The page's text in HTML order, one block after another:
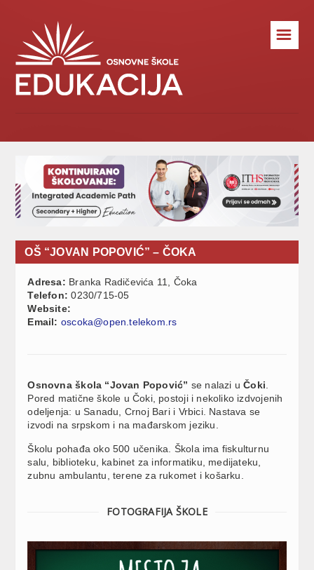
☰
OŠ “JOVAN POPOVIĆ” – ČOKA
Adresa: Branka Radičevića 11, Čoka
Telefon: 0230/715-05
Website:
Email: oscoka@open.telekom.rs
Osnovna škola “Jovan Popović” se nalazi uČoki
Pored matične škole u Čoki, postoji i nekoliko izdvojenih
odeljenja: u Sanadu, Crnoj Bari i Vrbici. Nastava se
izvodi na srpskom i na mađarskom jeziku.
Školu pohađa oko 500 učenika. Škola ima fiskulturnu
salu, biblioteku, kabinet za informatiku, medijateku,
zubnu ambulantu, terene za rukomet i košarku.
FOTOGRAFIJA ŠKOLE